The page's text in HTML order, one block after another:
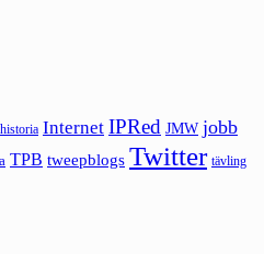
historia Internet IPRed JMW jobb
TPB tweepblogs Twitter tävling